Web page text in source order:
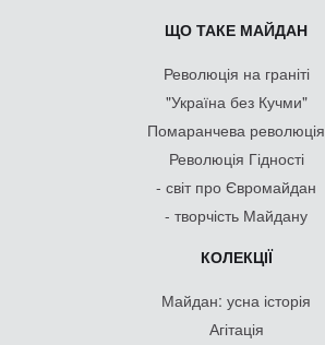
ЩО ТАКЕ МАЙДАН
Революція на граніті
"Україна без Кучми"
Помаранчева революція
Революція Гідності
- світ про Євромайдан
- творчість Майдану
КОЛЕКЦІЇ
Майдан: усна історія
Агітація